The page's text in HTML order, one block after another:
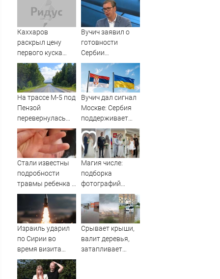
Каххаров
раскрыл цену
первого куска
торта Клавы Коки
и Масленникова
Вучич заявил о
готовности
Сербии
содействовать
интеграции
Украины в
Евросоюз -
Новости на
На трассе М-5 под
Пензой
перевернулась
фура - Столица58
Вучич дал сигнал
Москве: Сербия
поддерживает
территориальную
целостность
Украины
Стали известны
подробности
травмы ребенка в
детсаду
Магия числе:
подборка
фотографий
рязанских свадеб
08.08.2026
Израиль ударил
по Сирии во
время визита
главы МИД
Турции
Срывает крыши,
валит деревья,
затапливает